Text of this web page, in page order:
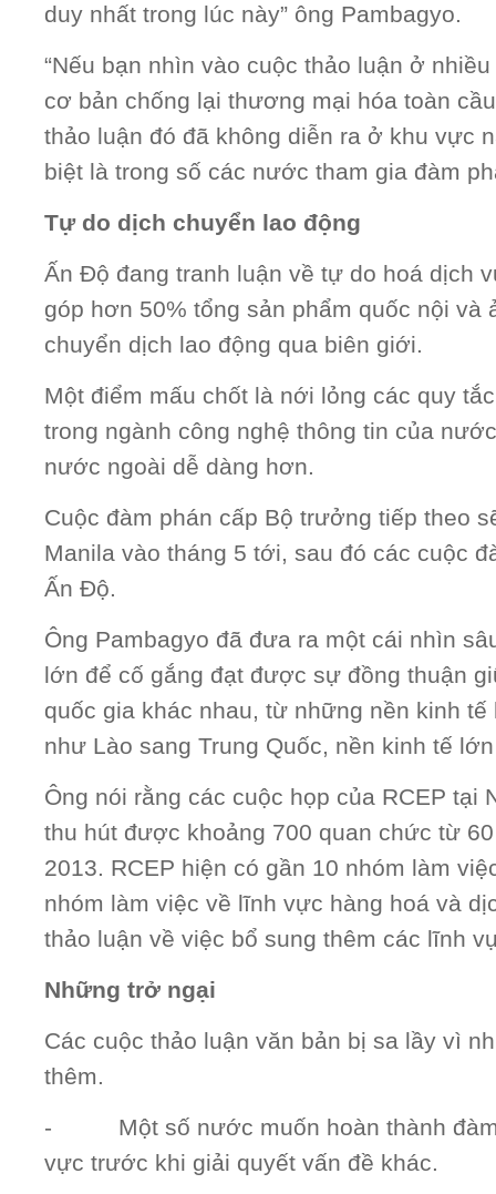
duy nhất trong lúc này” ông Pambagyo.
“Nếu bạn nhìn vào cuộc thảo luận ở
cơ bản chống lại thương mại hóa toàn
thảo luận đó đã không diễn ra ở khu vực
biệt là trong số các nước tham gia đàm
Tự do dịch chuyển lao động
Ấn Độ đang tranh luận về tự do hoá dịch
góp hơn 50% tổng sản phẩm quốc nội và
chuyển dịch lao động qua biên giới.
Một điểm mấu chốt là nới lỏng các quy
trong ngành công nghệ thông tin của
nước ngoài dễ dàng hơn.
Cuộc đàm phán cấp Bộ trưởng tiếp theo
Manila vào tháng 5 tới, sau đó các cuộc
Ấn Độ.
Ông Pambagyo đã đưa ra một cái nhìn
lớn để cố gắng đạt được sự đồng thuận
quốc gia khác nhau, từ những nền kinh
như Lào sang Trung Quốc, nền kinh tế
Ông nói rằng các cuộc họp của RCEP tại
thu hút được khoảng 700 quan chức từ
2013. RCEP hiện có gần 10 nhóm làm
nhóm làm việc về lĩnh vực hàng hoá và
thảo luận về việc bổ sung thêm các lĩnh
Những trở ngại
Các cuộc thảo luận văn bản bị sa lầy vì
thêm.
- Một số nước muốn hoàn thành đàm
vực trước khi giải quyết vấn đề khác.